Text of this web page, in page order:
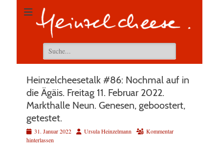
Suchen
nach:
Heinzelcheesetalk #86: Nochmal auf in
die Ägäis. Freitag 11. Februar 2022.
Markthalle Neun. Genesen, geboostert,
getestet.
Veröffentlicht
am
31. Januar 2022 AutorUrsula Heinzelmann
Kommentar
hinterlassen